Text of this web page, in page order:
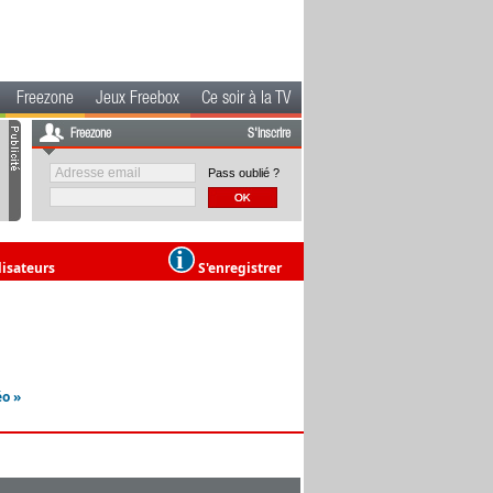
Freezone Jeux Freebox Ce soir à la TV
Freezone S'inscrire
Pass oublié ?
S'enregistrer
»